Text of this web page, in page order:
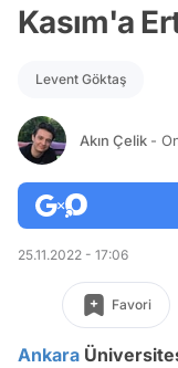
Kasım'a
Levent Göktaş
Akın Çelik -
25.11.2022 - 17:06
Favori
Ankara